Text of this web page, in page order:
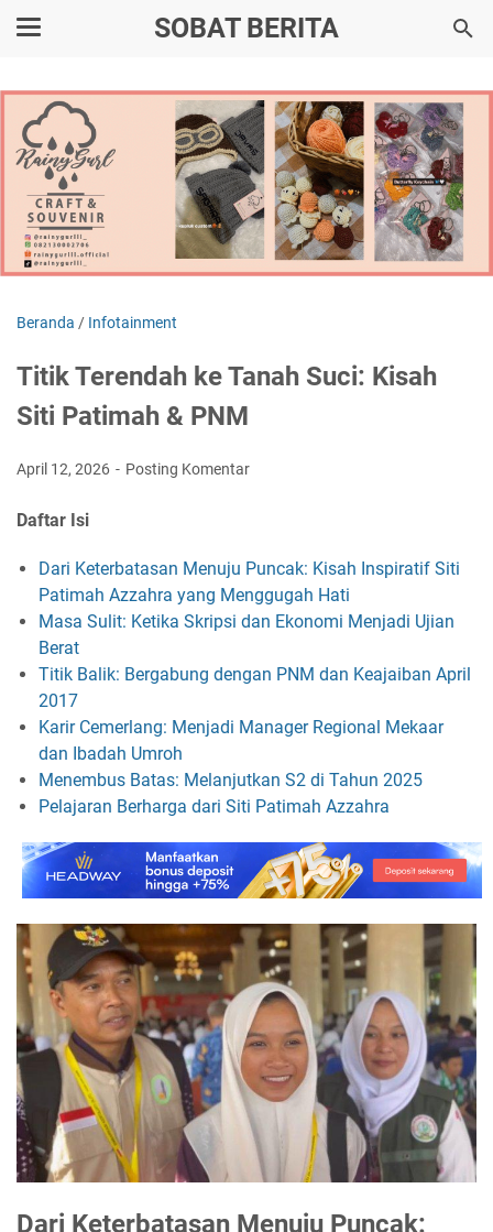
SOBAT BERITA
Beranda / Infotainment
Titik Terendah ke Tanah Suci: Kisah
Siti Patimah & PNM
April 12, 2026 Posting Komentar
Daftar Isi
Dari Keterbatasan Menuju Puncak: Kisah Inspiratif Siti
Patimah Azzahra yang Menggugah Hati
Masa Sulit: Ketika Skripsi dan Ekonomi Menjadi Ujian
Berat
Titik Balik: Bergabung dengan PNM dan Keajaiban April
2017
Karir Cemerlang: Menjadi Manager Regional Mekaar
dan Ibadah Umroh
Menembus Batas: Melanjutkan S2 di Tahun 2025
Pelajaran Berharga dari Siti Patimah Azzahra
Dari Keterbatasan Menuju Puncak: